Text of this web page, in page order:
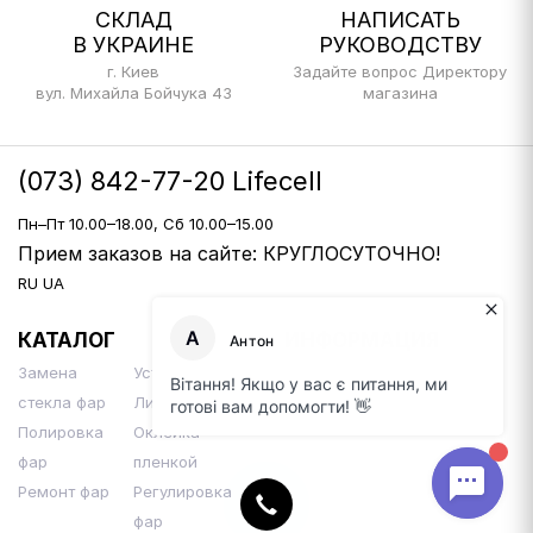
СКЛАД
В УКРАИНЕ
г. Киев
вул. Михайла Бойчука 43
НАПИСАТЬ
РУКОВОДСТВУ
Задайте вопрос Директору
магазина
(073) 842-77-20 Lifecell
Пн–Пт 10.00–18.00, Сб 10.00–15.00
Прием заказов на сайте: КРУГЛОСУТОЧНО!
RU UA
КАТАЛОГ
Замена
стекла фар
Установка Би-
Линз
Полировка
фар
Оклейка
пленкой
Ремонт фар
Регулировка
фар
Контакты